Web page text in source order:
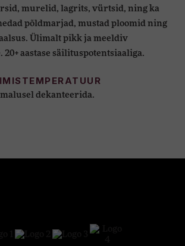
murelid, lagrits, vürtsid, ning ka
põldmarjad, mustad ploomid ning
Ülimalt pikk ja meeldiv
aastase säilituspotentsiaaliga.
dekanteerida.